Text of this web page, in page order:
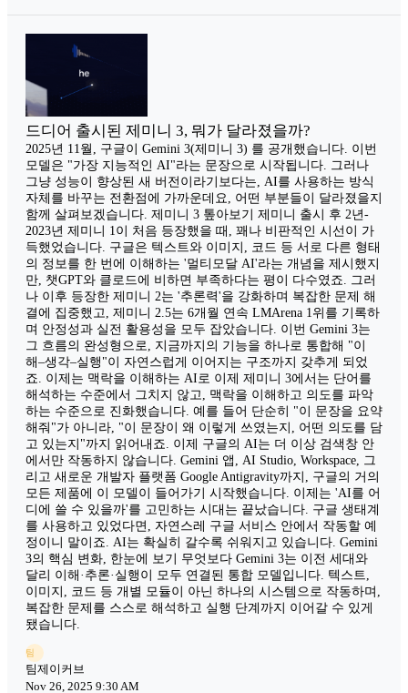
드디어 출시된 제미니 3, 뭐가 달라졌을까?
2025년 11월, 구글이 Gemini 3(제미니 3) 를 공개했습니다. 이번
모델은 "가장 지능적인 AI"라는 문장으로 시작됩니다. 그러나
그냥 성능이 향상된 새 버전이라기보다는, AI를 사용하는 방식
자체를 바꾸는 전환점에 가까운데요, 어떤 부분들이 달라졌을지
함께 살펴보겠습니다. 제미니 3 톺아보기 제미니 출시 후 2년-
2023년 제미니 1이 처음 등장했을 때, 꽤나 비판적인 시선이 가
득했었습니다. 구글은 텍스트와 이미지, 코드 등 서로 다른 형태
의 정보를 한 번에 이해하는 '멀티모달 AI'라는 개념을 제시했지
만, 챗GPT와 클로드에 비하면 부족하다는 평이 다수였죠. 그러
나 이후 등장한 제미니 2는 '추론력'을 강화하며 복잡한 문제 해
결에 집중했고, 제미니 2.5는 6개월 연속 LMArena 1위를 기록하
며 안정성과 실전 활용성을 모두 잡았습니다. 이번 Gemini 3는
그 흐름의 완성형으로, 지금까지의 기능을 하나로 통합해 "이
해–생각–실행"이 자연스럽게 이어지는 구조까지 갖추게 되었
죠. 이제는 맥락을 이해하는 AI로 이제 제미니 3에서는 단어를
해석하는 수준에서 그치지 않고, 맥락을 이해하고 의도를 파악
하는 수준으로 진화했습니다. 예를 들어 단순히 "이 문장을 요약
해줘"가 아니라, "이 문장이 왜 이렇게 쓰였는지, 어떤 의도를 담
고 있는지"까지 읽어내죠. 이제 구글의 AI는 더 이상 검색창 안
에서만 작동하지 않습니다. Gemini 앱, AI Studio, Workspace, 그
리고 새로운 개발자 플랫폼 Google Antigravity까지, 구글의 거의
모든 제품에 이 모델이 들어가기 시작했습니다. 이제는 'AI를 어
디에 쓸 수 있을까'를 고민하는 시대는 끝났습니다. 구글 생태계
를 사용하고 있었다면, 자연스레 구글 서비스 안에서 작동할 예
정이니 말이죠. AI는 확실히 갈수록 쉬워지고 있습니다. Gemini
3의 핵심 변화, 한눈에 보기 무엇보다 Gemini 3는 이전 세대와
달리 이해·추론·실행이 모두 연결된 통합 모델입니다. 텍스트,
이미지, 코드 등 개별 모듈이 아닌 하나의 시스템으로 작동하며,
복잡한 문제를 스스로 해석하고 실행 단계까지 이어갈 수 있게
됐습니다.
팀
팀제이커브
Nov 26, 2025 9:30 AM